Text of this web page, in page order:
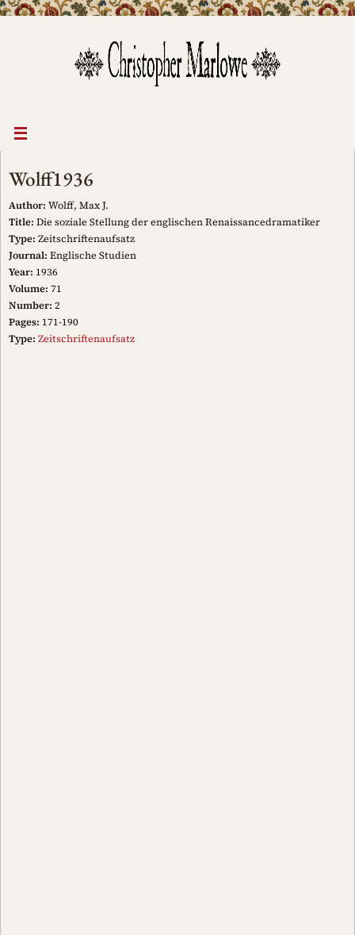
Wolff1936
Author: Wolff, Max J.
Title: Die soziale Stellung der englischen Renaissancedramatiker
Type: Zeitschriftenaufsatz
Journal: Englische Studien
Year: 1936
Volume: 71
Number: 2
Pages: 171-190
Type: Zeitschriftenaufsatz